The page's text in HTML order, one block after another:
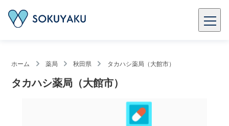
ホーム 薬局 秋田県 タカハシ薬局（大館市）
タカハシ薬局（大館市）